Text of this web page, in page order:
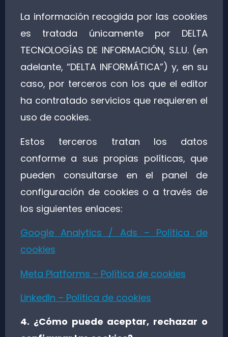
La información recogida por las cookies
es tratada únicamente por DELTA
TECNOLOGÍAS DE INFORMACIÓN, S.L.U. (en
adelante, “DELTA INFORMÁTICA”) y, en su
caso, por terceros con los que el editor
ha contratado servicios que requieren el
uso de cookies.
Estos terceros tratan los datos
conforme a sus propias políticas, que
pueden consultarse en el panel de
configuración de cookies o a través de
los siguientes enlaces:
Google Analytics / Ads – Política de
cookies
Meta Platforms – Política de cookies
LinkedIn – Política de cookies
4. ¿Cómo puede aceptar, rechazar o